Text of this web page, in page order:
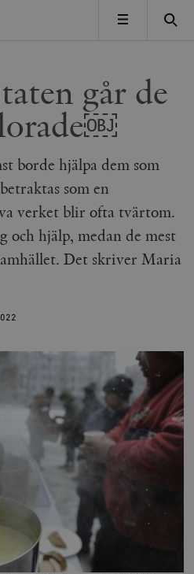
MENY
går de
borde hjälpa dem som
som en
verket blir ofta tvärtom.
och hjälp, medan de mest
Det skriver Maria